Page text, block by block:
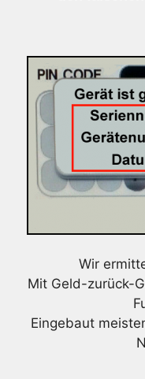
Wir
Mit Geld-zurück-
Eingebaut